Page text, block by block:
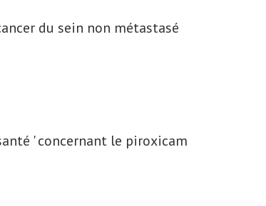
du sein non métastasé
' concernant le piroxicam